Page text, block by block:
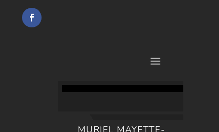
MURIEL MAYETTE-